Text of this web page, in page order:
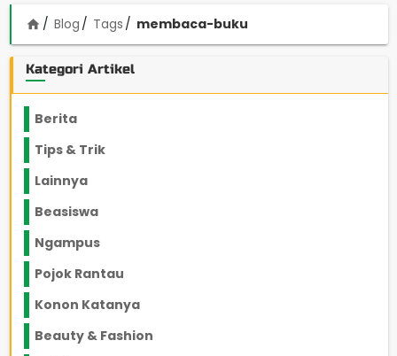
home Blog Tags membaca-buku
Kategori Artikel
Berita
Tips & Trik
Lainnya
Beasiswa
Ngampus
Pojok Rantau
Konon Katanya
Beauty & Fashion